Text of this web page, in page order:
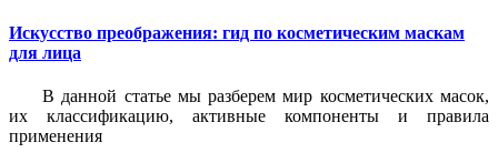
Искусство преображения: гид по косметическим маскам
для лица
В данной статье мы разберем мир косметических масок,
их классификацию, активные компоненты и правила
применения